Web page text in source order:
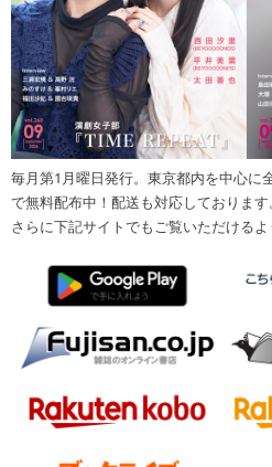
毎月第1月曜日発行。東京都内を中心に
で無料配布中！配送も対応しております。
さらに下記サイトでもご覧いただけるよ